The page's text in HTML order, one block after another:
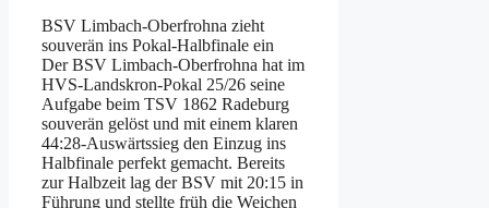
BSV Limbach-Oberfrohna zieht
souverän ins Pokal-Halbfinale ein
Der BSV Limbach-Oberfrohna hat im
HVS-Landskron-Pokal 25/26 seine
Aufgabe beim TSV 1862 Radeburg
souverän gelöst und mit einem klaren
44:28-Auswärtssieg den Einzug ins
Halbfinale perfekt gemacht. Bereits
zur Halbzeit lag der BSV mit 20:15 in
Führung und stellte früh die Weichen